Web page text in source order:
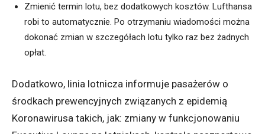
Zmienić termin lotu, bez dodatkowych kosztów. Lufthansa
robi to automatycznie. Po otrzymaniu wiadomości można
dokonać zmian w szczegółach lotu tylko raz bez żadnych
opłat.
Dodatkowo, linia lotnicza informuje pasażerów o
środkach prewencyjnych związanych z epidemią
Koronawirusa takich, jak: zmiany w funkcjonowaniu